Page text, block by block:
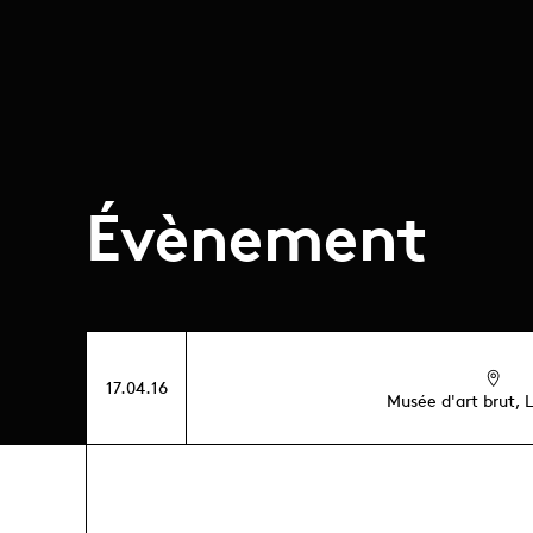
Évènement
17.04.16
Musée d'art brut,